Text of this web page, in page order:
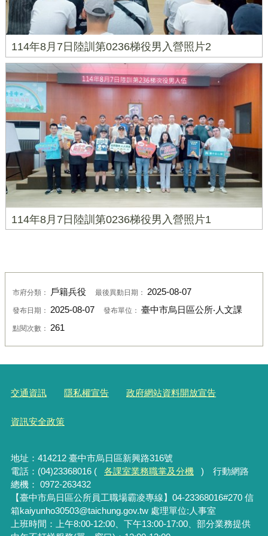
114年8月7日陸訓第0236梯役男入營照片2
114年8月7日陸訓第0236梯役男入營照片1
市府分類： 戶籍兵役 最後異動日期： 2025-08-07
發布日期： 2025-08-07 發布單位： 臺中市烏日區公所‧人文課
點閱次數： 261
交通資訊 隱私權宣告 政府網站資料開放宣告
資訊安全政策
地址：414212 臺中市烏日區新興路316號
電話：(04)23368016 (
各課室業務職掌及分機
) 行動網路
總機： 0972-263432
【臺中市烏日區公所員工職場霸凌專線】04-23368016#270 信
箱kaiyunho30503@taichung.gov.tw 處理單位:人事室
上班時間：上午8:00-12:00、下午13:00-17:00、部分業務提供